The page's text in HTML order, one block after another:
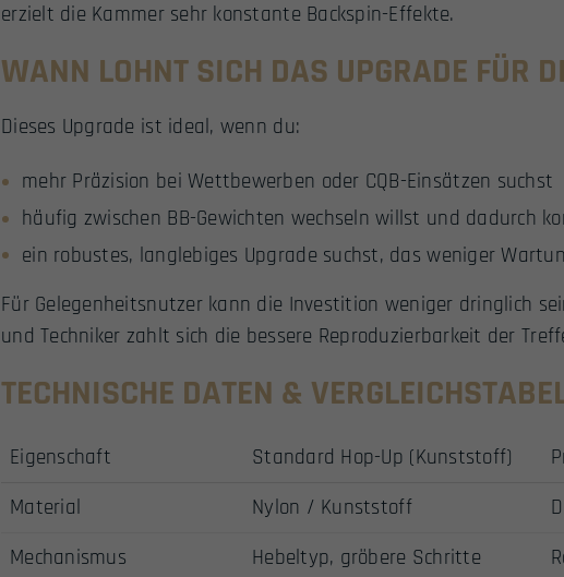
erzielt die Kammer sehr konstante Backspin-Effekte.
WANN LOHNT SICH DAS UPGRADE FÜR
Dieses Upgrade ist ideal, wenn du:
mehr Präzision bei Wettbewerben oder CQB-Einsätzen suchst
häufig zwischen BB-Gewichten wechseln willst und dadurch
ein robustes, langlebiges Upgrade suchst, das weniger
Für Gelegenheitsnutzer kann die Investition weniger dringlich
und Techniker zahlt sich die bessere Reproduzierbarkeit der
TECHNISCHE DATEN &
Eigenschaft Standard Hop-Up (Kunststoff)
Material
Nylon / Kunststoff
Mechanismus
Hebeltyp, gröbere Schritte